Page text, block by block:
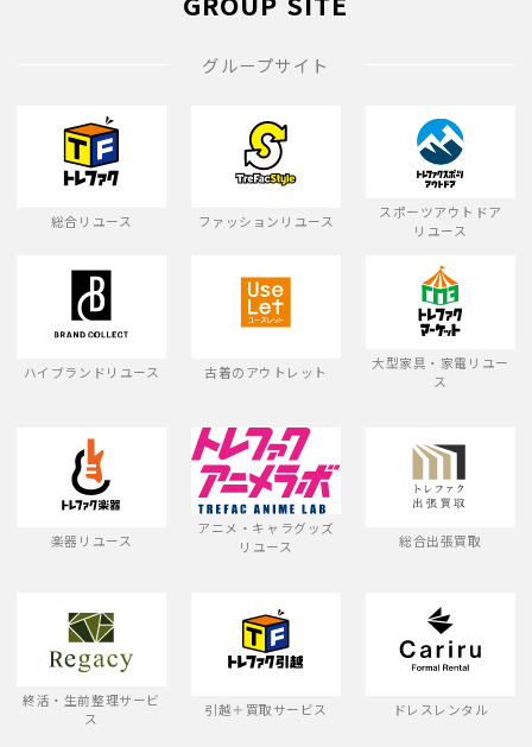
グループサイト
総合リユース ファッションリユース
スポーツアウトドア
リユース
ハイブランドリユース 古着のアウトレット
大型家具・家電リユー
ス
楽器リユース
アニメ・キャラグッズ
リユース
総合出張買取
終活・生前整理サービ
ス
引越＋買取サービス ドレスレンタル